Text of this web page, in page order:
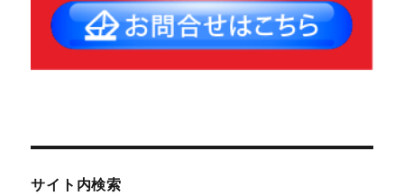
シ
サイト内検索